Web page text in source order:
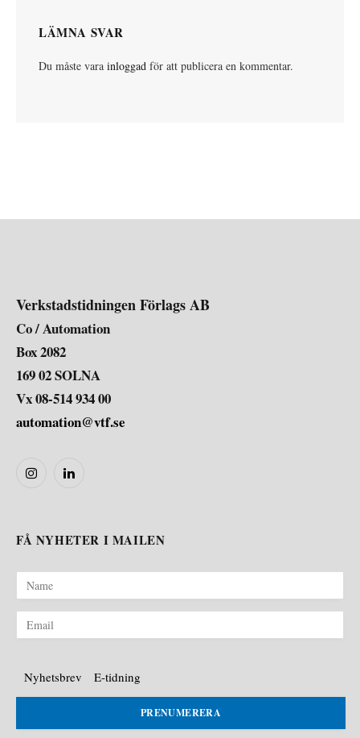
LÄMNA SVAR
Du måste vara inloggad för att publicera en kommentar.
Verkstadstidningen Förlags AB
Co / Automation
Box 2082
169 02 SOLNA
Vx 08-514 934 00
automation@vtf.se
InstagramLinkedIn
FÅ NYHETER I MAILEN
Nyhetsbrev E-tidning
PRENUMERERA